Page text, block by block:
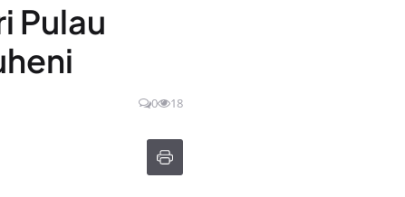
Pulau
0 18